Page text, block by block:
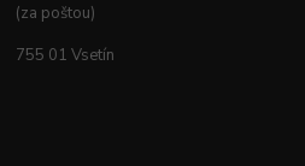
(za poštou)
755 01 Vsetín